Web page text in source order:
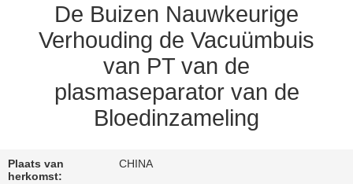
CITAAT
SITEMAP
PRIVACY
POLICY
De Buizen Nauwkeurige
Verhouding de Vacuümbuis
van PT van de
plasmaseparator van de
Bloedinzameling
Plaats van
herkomst:
CHINA